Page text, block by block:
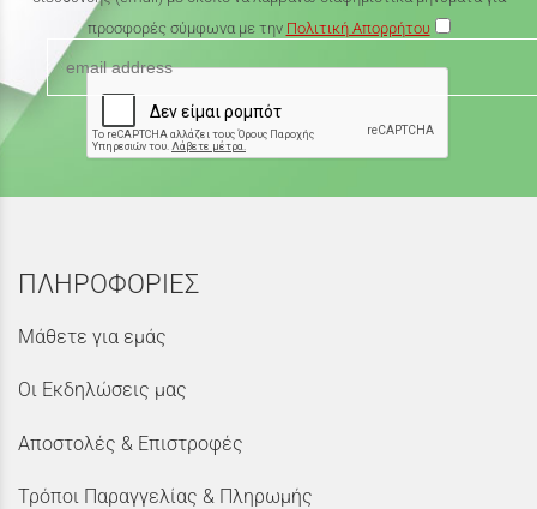
προσφορές σύμφωνα με την Πολιτική Απορρήτου
ΠΛΗΡΟΦΟΡΙΕΣ
Μάθετε για εμάς
Οι Εκδηλώσεις μας
Αποστολές & Επιστροφές
Τρόποι Παραγγελίας & Πληρωμής